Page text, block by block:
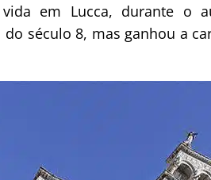
em Lucca, durante o
século 8, mas ganhou a